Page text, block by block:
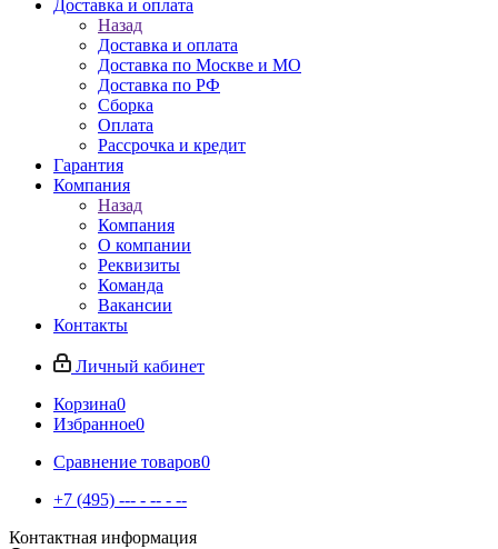
Доставка и оплата
Назад
Доставка и оплата
Доставка по Москве и МО
Доставка по РФ
Сборка
Оплата
Рассрочка и кредит
Гарантия
Компания
Назад
Компания
О компании
Реквизиты
Команда
Вакансии
Контакты
Личный кабинет
Корзина0
Избранное0
Сравнение товаров0
+7 (495) --- - -- - --
Контактная информация